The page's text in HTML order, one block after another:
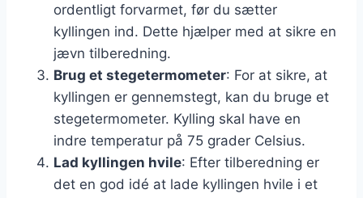
ordentligt forvarmet, før du sætter
kyllingen ind. Dette hjælper med at sikre en
jævn tilberedning.
Brug et stegetermometer: For at sikre, at
kyllingen er gennemstegt, kan du bruge et
stegetermometer. Kylling skal have en
indre temperatur på 75 grader Celsius.
Lad kyllingen hvile: Efter tilberedning er
det en god idé at lade kyllingen hvile i et